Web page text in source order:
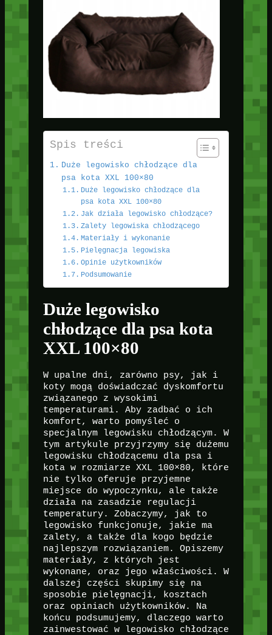
Spis treści
Duże legowisko chłodzące dla
psa kota XXL 100×80
Duże legowisko chłodzące dla
psa kota XXL 100×80
Jak działa legowisko chłodzące?
Zalety legowiska chłodzącego
Materiały i wykonanie
Pielęgnacja legowiska
Opinie użytkowników
Podsumowanie
Duże legowisko
chłodzące dla psa kota
XXL 100×80
W upalne dni, zarówno psy, jak i
koty mogą doświadczać dyskomfortu
związanego z wysokimi
temperaturami. Aby zadbać o ich
komfort, warto pomyśleć o
specjalnym legowisku chłodzącym. W
tym artykule przyjrzymy się dużemu
legowisku chłodzącemu dla psa i
kota w rozmiarze XXL 100×80, które
nie tylko oferuje przyjemne
miejsce do wypoczynku, ale także
działa na zasadzie regulacji
temperatury. Zobaczymy, jak to
legowisko funkcjonuje, jakie ma
zalety, a także dla kogo będzie
najlepszym rozwiązaniem. Opiszemy
materiały, z których jest
wykonane, oraz jego właściwości. W
dalszej części skupimy się na
sposobie pielęgnacji, kosztach
oraz opiniach użytkowników. Na
końcu podsumujemy, dlaczego warto
zainwestować w legowisko chłodzące